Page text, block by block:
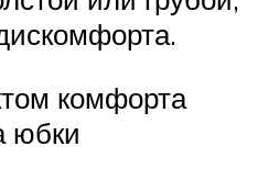
комфорта
юбки